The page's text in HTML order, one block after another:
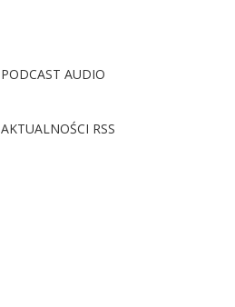
PODCAST AUDIO
AKTUALNOŚCI RSS